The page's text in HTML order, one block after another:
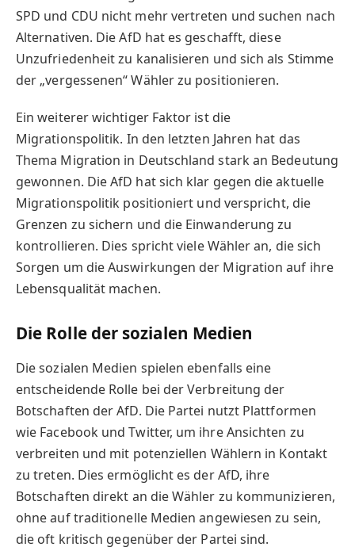
SPD und CDU nicht mehr vertreten und suchen nach
Alternativen. Die AfD hat es geschafft, diese
Unzufriedenheit zu kanalisieren und sich als Stimme
der „vergessenen“ Wähler zu positionieren.
Ein weiterer wichtiger Faktor ist die
Migrationspolitik. In den letzten Jahren hat das
Thema Migration in Deutschland stark an Bedeutung
gewonnen. Die AfD hat sich klar gegen die aktuelle
Migrationspolitik positioniert und verspricht, die
Grenzen zu sichern und die Einwanderung zu
kontrollieren. Dies spricht viele Wähler an, die sich
Sorgen um die Auswirkungen der Migration auf ihre
Lebensqualität machen.
Die Rolle der sozialen Medien
Die sozialen Medien spielen ebenfalls eine
entscheidende Rolle bei der Verbreitung der
Botschaften der AfD. Die Partei nutzt Plattformen
wie Facebook und Twitter, um ihre Ansichten zu
verbreiten und mit potenziellen Wählern in Kontakt
zu treten. Dies ermöglicht es der AfD, ihre
Botschaften direkt an die Wähler zu kommunizieren,
ohne auf traditionelle Medien angewiesen zu sein,
die oft kritisch gegenüber der Partei sind.